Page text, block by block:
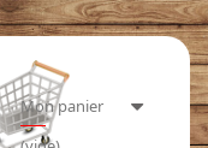
Mon panier